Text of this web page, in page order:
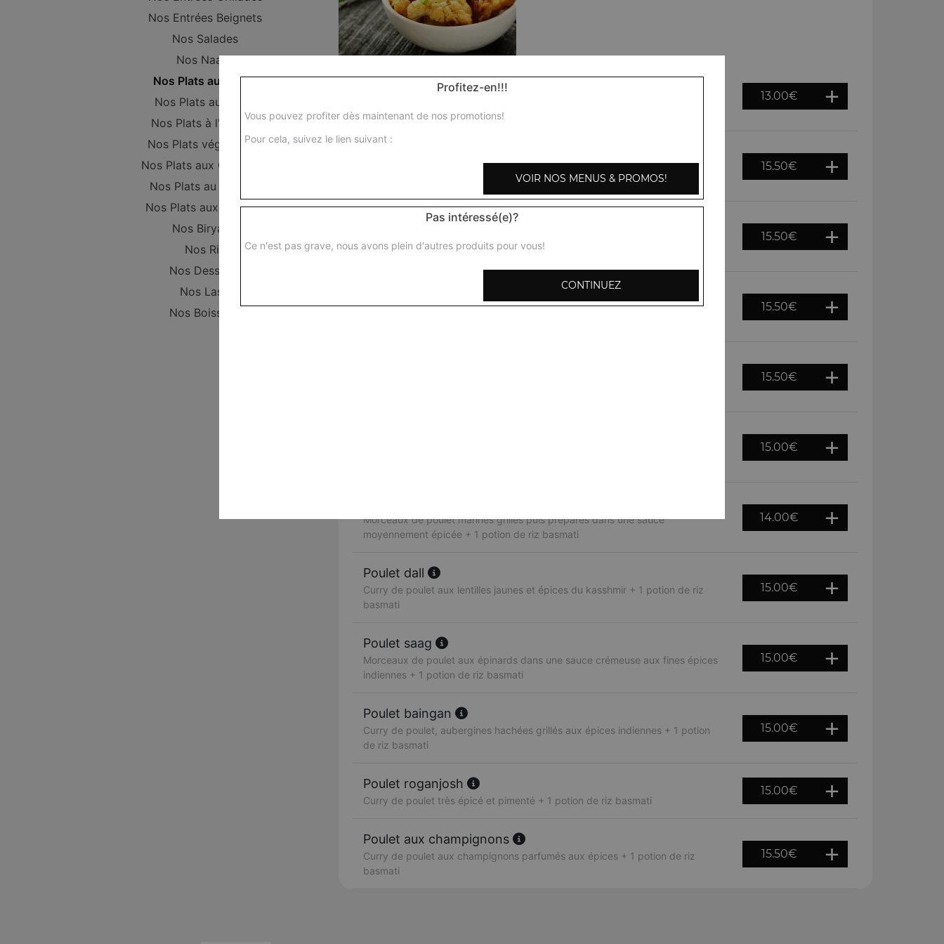
Nos Entrées Beignets
Nos Salades
Nos Naans
Nos Plats au Poulet
Nos Plats au Boeuf
Nos Plats à l'Agneau
Nos Plats végétariens
Nos Plats aux Crevettes
Nos Plats au Poisson
Nos Plats aux Gambas
Nos Biryanis
Nos Riz
Nos Desserts
Nos Lassi
Nos Boissons
Poulet curry
aromatisés au gingembre et à l'ail + 1 potion de riz basmati
13.00€
fraiche, épices + 1 potion de riz basmati
15.50€
Poulet karai
poivrons verts, gingembre, coriandre, épices + 1 potion de riz basmati
15.50€
Morceaux de poulet désossés marinés et cuits au four tandoor puis servis
15.50€
15.50€
15.00€
Morceaux de poulet marinés grillés puis préparés dans une sauce
moyennement épicée + 1 potion de riz basmati
14.00€
Poulet dall
Curry de poulet aux lentilles jaunes et épices du kasshmir + 1 potion de riz
basmati
15.00€
Poulet saag
Morceaux de poulet aux épinards dans une sauce crémeuse aux fines épices
indiennes + 1 potion de riz basmati
15.00€
Poulet baingan
Curry de poulet, aubergines hachées grillés aux épices indiennes + 1 potion
de riz basmati
15.00€
Poulet roganjosh
Curry de poulet très épicé et pimenté + 1 potion de riz basmati
15.00€
Poulet aux champignons
Curry de poulet aux champignons parfumés aux épices + 1 potion de riz
basmati
15.50€
Profitez-en!!!
Vous pouvez profiter dès maintenant de nos promotions!
Pour cela, suivez le lien suivant :
VOIR NOS MENUS & PROMOS!
Pas intéressé(e)?
Ce n'est pas grave, nous avons plein d'autres produits pour vous!
CONTINUEZ